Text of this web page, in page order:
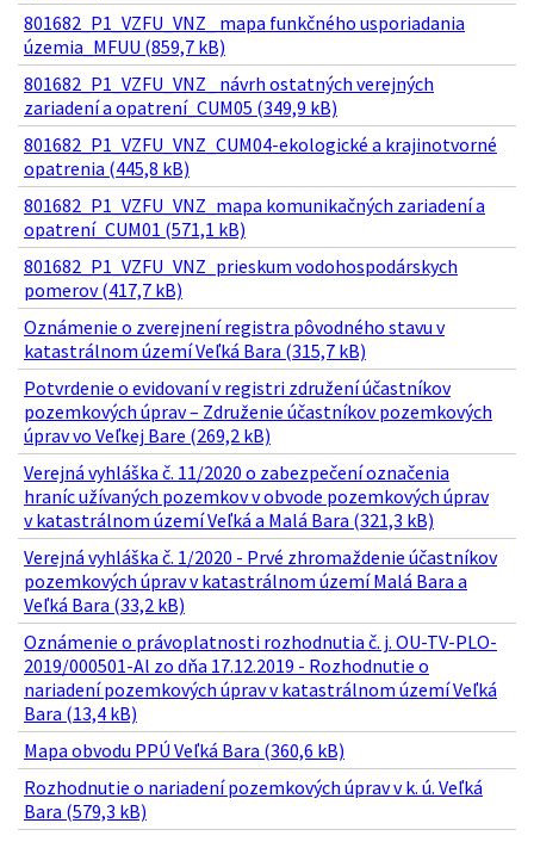
801682_P1_VZFU_VNZ_ mapa funkčného usporiadania
územia_MFUU (859,7 kB)
801682_P1_VZFU_VNZ_ návrh ostatných verejných
zariadení a opatrení_CUM05 (349,9 kB)
801682_P1_VZFU_VNZ_CUM04-ekologické a krajinotvorné
opatrenia (445,8 kB)
801682_P1_VZFU_VNZ_mapa komunikačných zariadení a
opatrení_CUM01 (571,1 kB)
801682_P1_VZFU_VNZ_prieskum vodohospodárskych
pomerov (417,7 kB)
Oznámenie o zverejnení registra pôvodného stavu v
katastrálnom území Veľká Bara (315,7 kB)
Potvrdenie o evidovaní v registri združení účastníkov
pozemkových úprav – Združenie účastníkov pozemkových
úprav vo Veľkej Bare (269,2 kB)
Verejná vyhláška č. 11/2020 o zabezpečení označenia
hraníc užívaných pozemkov v obvode pozemkových úprav
v katastrálnom území Veľká a Malá Bara (321,3 kB)
Verejná vyhláška č. 1/2020 - Prvé zhromaždenie účastníkov
pozemkových úprav v katastrálnom území Malá Bara a
Veľká Bara (33,2 kB)
Oznámenie o právoplatnosti rozhodnutia č. j. OU-TV-PLO-
2019/000501-Al zo dňa 17.12.2019 - Rozhodnutie o
nariadení pozemkových úprav v katastrálnom území Veľká
Bara (13,4 kB)
Mapa obvodu PPÚ Veľká Bara (360,6 kB)
Rozhodnutie o nariadení pozemkových úprav v k. ú. Veľká
Bara (579,3 kB)